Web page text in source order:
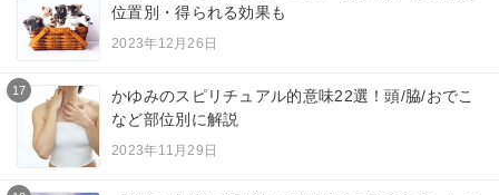
位置別・得られる効果も
2023年12月26日
17
かゆみのスピリチュアル的意味22選！頭/脇/おでこ
など部位別に解説
2023年11月29日